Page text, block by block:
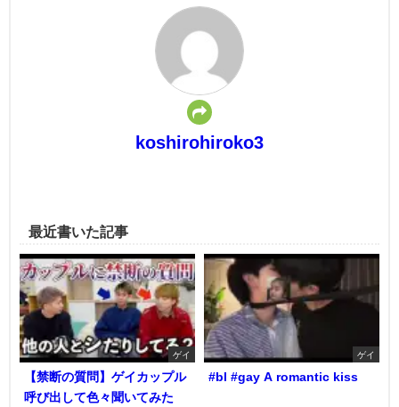
koshirohiroko3
最近書いた記事
ゲイ
【禁断の質問】ゲイカップル
呼び出して色々聞いてみた
ゲイ
#bl #gay A romantic kiss